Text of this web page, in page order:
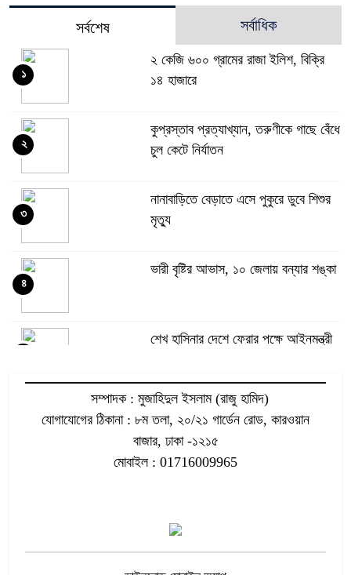
সর্বশেষ সর্বাধিক
২ কেজি ৬০০ গ্রামের রাজা ইলিশ, বিক্রি
১৪ হাজারে
১
কুপ্রস্তাব প্রত্যাখ্যান, তরুণীকে গাছে বেঁধে
চুল কেটে নির্যাতন
২
নানাবাড়িতে বেড়াতে এসে পুকুরে ডুবে শিশুর
মৃত্যু
৩
ভারী বৃষ্টির আভাস, ১০ জেলায় বন্যার শঙ্কা
৪
শেখ হাসিনার দেশে ফেরার পক্ষে আইনমন্ত্রী
বঙ্গমাতা শেখ ফজিলাতুন্নেছা মুজিবের জন্মদিন
আজ
কর্মীর স্ত্রীর সঙ্গে অনৈতিক সম্পর্ক, বহিষ্কার
জামায়াত নেতা
সম্পাদক : মুজাহিদুল ইসলাম (রাজু হামিদ)
যোগাযোগের ঠিকানা : ৮ম তলা, ২০/২১ গার্ডেন রোড, কারওয়ান
বাজার, ঢাকা -১২১৫
মোবাইল : 01716009965